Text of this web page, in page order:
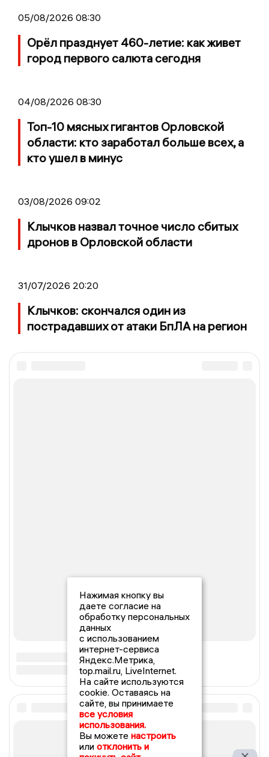
05/08/2026 08:30
Орёл празднует 460-летие: как живет
город первого салюта сегодня
04/08/2026 08:30
Топ-10 мясных гигантов Орловской
области: кто заработал больше всех, а
кто ушел в минус
03/08/2026 09:02
Клычков назвал точное число сбитых
дронов в Орловской области
31/07/2026 20:20
Клычков: скончался один из
пострадавших от атаки БпЛА на регион
Нажимая кнопку вы
даете согласие на
обработку персональных
данных
с использованием
интернет-сервиса
Яндекс.Метрика,
top.mail.ru, LiveInternet.
На сайте используются
cookie. Оставаясь на
сайте, вы принимаете
все условия
использования.
Вы можете настроить
или отклонить и